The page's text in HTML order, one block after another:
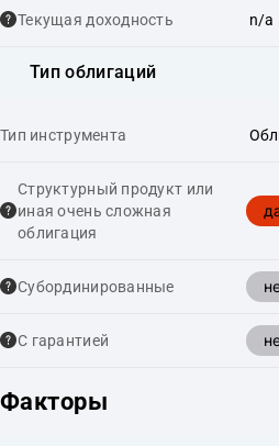
Текущая доходность n/a
Тип облигаций
Тип инструмента
Структурный продукт или
иная очень сложная
облигация
Cубординированные
С гарантией
Факторы